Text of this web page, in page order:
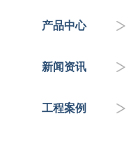
产品中心
新闻资讯
工程案例